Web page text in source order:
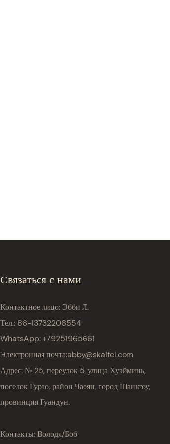
Связаться с нами
Контактное лицо: Эбби Л.
Тел.: 86-13732206554
WhatsApp: +79251965661
Электронная почта:abby@skaifei.com
Адрес:№ 25, переулок 5, улица Хуэйминь,
поселок Гурао, район Чаоян, город Шаньтоу,
провинция Гуандун.
Контакты: Володя/Боб